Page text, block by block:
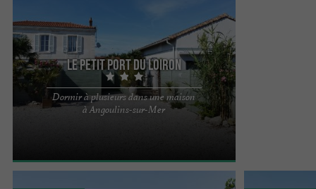
Le Petit Port du Loiron
Dormir à plusieurs dans une maison
à Angoulins-sur-Mer
Jolie petite maison pleine de charme en centre-
village avec confort et bien-être Le Petit Port du